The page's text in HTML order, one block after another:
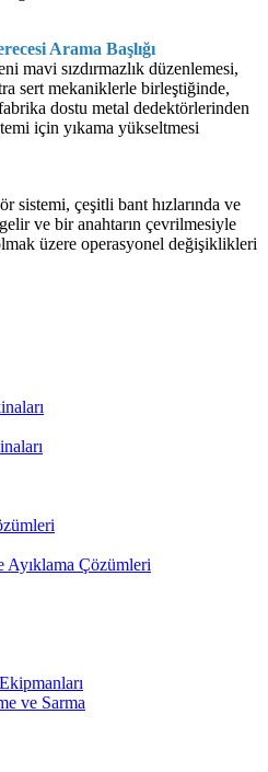
Arama Başlığı
mavi sızdırmazlık düzenlemesi,
sert mekaniklerle birleştiğinde,
dostu metal dedektörlerinden
için yıkama yükseltmesi
sistemi, çeşitli bant hızlarında ve
ve bir anahtarın çevrilmesiyle
üzere operasyonel değişiklikleri
Çözümleri
ve Sarma